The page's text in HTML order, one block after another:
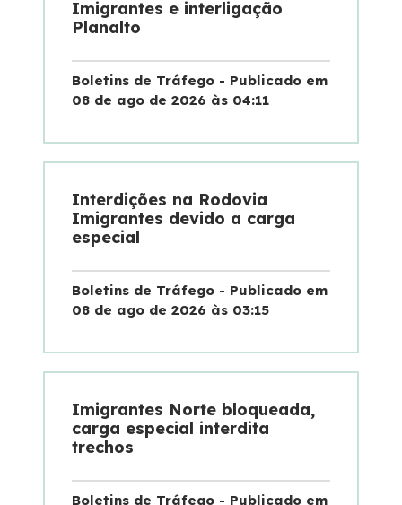
Imigrantes e interligação
Planalto
Boletins de Tráfego - Publicado em
08 de ago de 2026 às 04:11
Interdições na Rodovia
Imigrantes devido a carga
especial
Boletins de Tráfego - Publicado em
08 de ago de 2026 às 03:15
Imigrantes Norte bloqueada,
carga especial interdita
trechos
Boletins de Tráfego - Publicado em